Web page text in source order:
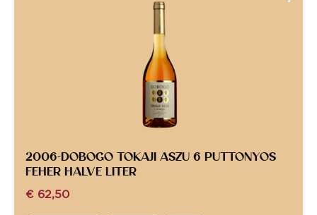
2006-DOBOGO TOKAJI ASZU 6 PUTTONYOS
FEHER HALVE LITER
€ 62,50